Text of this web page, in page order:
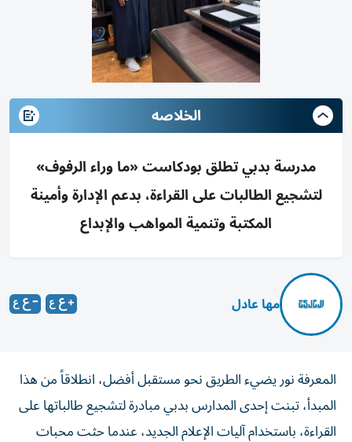
الخلاصه
مدرسة بدبي تطلق بودكاست «ما وراء الرفوف»
لتشجيع الطالبات على القراءة، بدعم الإدارة وأمينة
المكتبة وتنمية المواهب والإبداع
مها عادل
المعرفة نور يضيء الطريق نحو مستقبل أفضل، انطلاقاً من هذا
المبدأ، تبنت إحدى المدارس بدبي مبادرة لتشجيع طالباتها على
القراءة، باستخدام آليات الإعلام الجديد، عندما حثت محبات